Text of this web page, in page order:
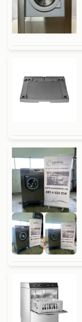
Hoge Kwaliteit